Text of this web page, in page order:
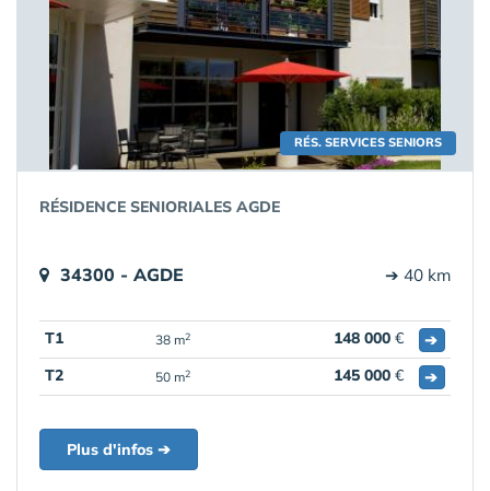
RÉS. SERVICES SENIORS
RÉSIDENCE SENIORIALES AGDE
34300 - AGDE ➔ 40 km
T1 38 m2 148 000 €
➔
T2
50 m2 145 000 € ➔
Plus d'infos ➔